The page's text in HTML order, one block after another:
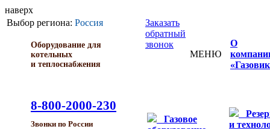
наверх
Выбор региона: Россия
Оборудование для
котельных
и теплоснабжения
8-800-2000-230
Звонки по России
Заказать
обратный
звонок
МЕНЮ
О
Газовое
и